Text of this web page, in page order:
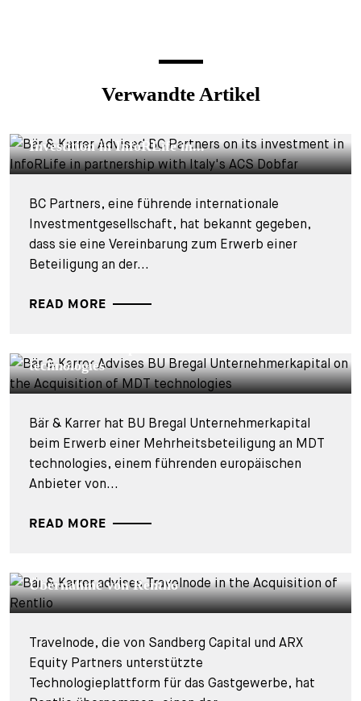
Verwandte Artikel
Investition in InfoRLife in...
BC Partners, eine führende internationale
Investmentgesellschaft, hat bekannt gegeben,
dass sie eine Vereinbarung zum Erwerb einer
Beteiligung an der...
READ MORE
DEALS & CASES - 28. JULI 2026
technologies
Bär & Karrer hat BU Bregal Unternehmerkapital
beim Erwerb einer Mehrheitsbeteiligung an MDT
technologies, einem führenden europäischen
Anbieter von...
READ MORE
Übernahme von Rentlio
Travelnode, die von Sandberg Capital und ARX
Equity Partners unterstützte
Technologieplattform für das Gastgewerbe, hat